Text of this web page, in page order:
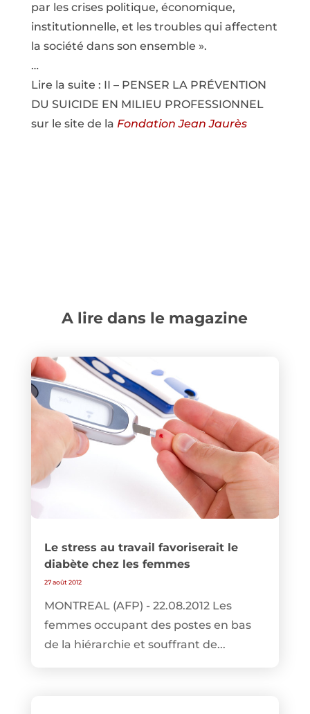
par les crises politique, économique,
institutionnelle, et les troubles qui affectent
la société dans son ensemble ».
…
Lire la suite : II – PENSER LA PRÉVENTION
DU SUICIDE EN MILIEU PROFESSIONNEL
sur le site de la Fondation Jean Jaurès
A lire dans le magazine
Le stress au travail favoriserait le
diabète chez les femmes
27 août 2012
MONTREAL (AFP) - 22.08.2012 Les
femmes occupant des postes en bas
de la hiérarchie et souffrant de...